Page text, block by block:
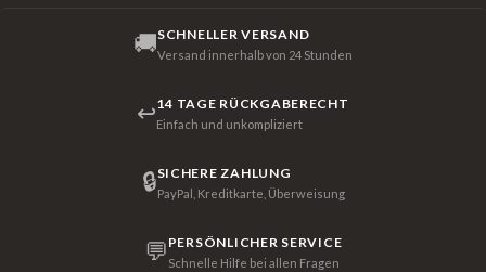
🚚SCHNELLER VERSAND
Versand innerhalb von 24 Stunden
↩14 TAGE RÜCKGABERECHT
Einfach und unkompliziert
🔒SICHERE ZAHLUNG
PayPal, Kreditkarte, Überweisung
💬 PERSÖNLICHER SERVICE
Schnelle Hilfe bei allen Fragen